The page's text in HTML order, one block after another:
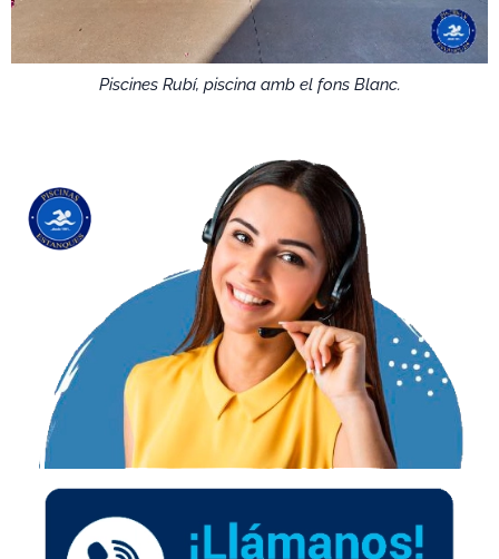
Piscines Rubí, piscina amb el fons Blanc.